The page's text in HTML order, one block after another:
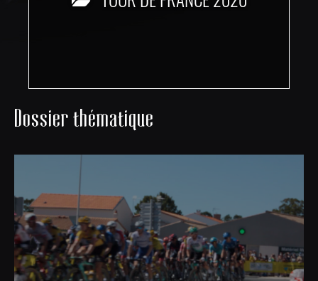
Dossier thématique